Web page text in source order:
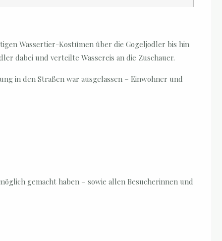
Wassertier-Kostümen über die Gogeljodler bis hin
dabei und verteilte Wassereis an die Zuschauer.
in den Straßen war ausgelassen – Einwohner und
gemacht haben – sowie allen Besucherinnen und